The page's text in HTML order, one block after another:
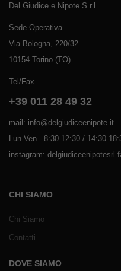
Del Giudice e Nipote S.r.l.
Sede Operativa
Via Bologna, 220/32
10154 Torino (TO)
Tel/Fax
+39 011 28 49 32
mail: info@delgiudiceenipote.it
Lun-Ven - 8:30-12:30 / 14:30-
instagram: delgiudiceenipotesrl
CHI SIAMO
Chi Siamo
Contatti
DOVE SIAMO